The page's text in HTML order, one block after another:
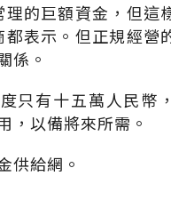
的巨額資金，但這
表示。但正規經營
係。
只有十五萬人民幣
，以備將來所需。
供給網。